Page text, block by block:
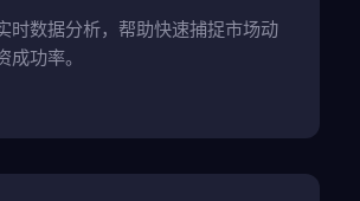
时数据分析，帮助快速捕捉市场动
成功率。